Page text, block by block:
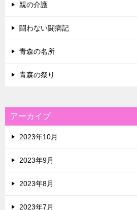
親の介護
闘わない闘病記
青森の名所
青森の祭り
アーカイブ
2023年10月
2023年9月
2023年8月
2023年7月